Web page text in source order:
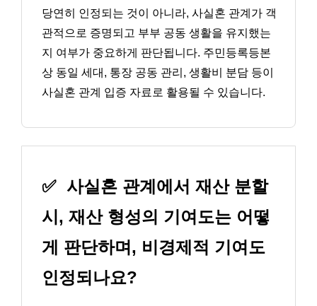
당연히 인정되는 것이 아니라, 사실혼 관계가 객
관적으로 증명되고 부부 공동 생활을 유지했는
지 여부가 중요하게 판단됩니다. 주민등록등본
상 동일 세대, 통장 공동 관리, 생활비 분담 등이
사실혼 관계 입증 자료로 활용될 수 있습니다.
✅ 사실혼 관계에서 재산 분할
시, 재산 형성의 기여도는 어떻
게 판단하며, 비경제적 기여도
인정되나요?